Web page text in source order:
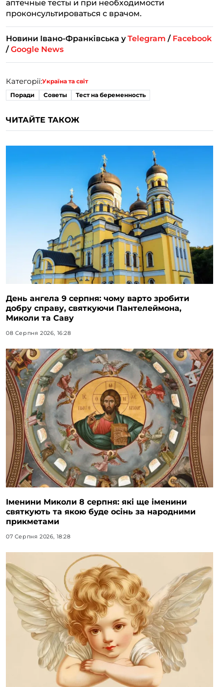
аптечные тесты и при необходимости
проконсультироваться с врачом.
Новини Івано-Франківська уTelegram / Facebook
/Google News
Категорії:Україна та світ
Поради
Советы Тест на беременность
ЧИТАЙТЕ ТАКОЖ
День ангела 9 серпня: чому варто зробити
добру справу, святкуючи Пантелеймона,
Миколи та Саву
08 Серпня 2026, 16:28
Іменини Миколи 8 серпня: які ще іменини
святкують та якою буде осінь за народними
прикметами
07 Серпня 2026, 18:28